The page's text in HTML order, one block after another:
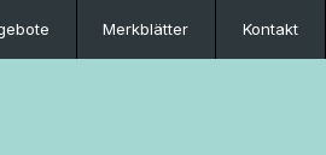
Merkblätter Kontakt